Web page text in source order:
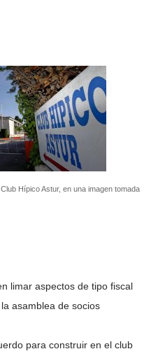
Hípico Astur, en una imagen tomada
limar aspectos de tipo fiscal
asamblea de socios
para construir en el club